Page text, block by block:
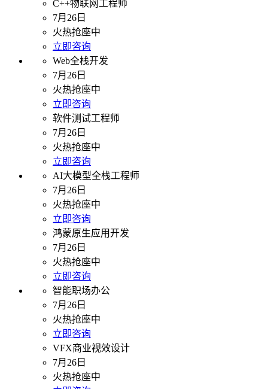
C++物联网工程师
7月26日
火热抢座中
立即咨询
Web全栈开发
7月26日
火热抢座中
立即咨询
软件测试工程师
7月26日
火热抢座中
立即咨询
AI大模型全栈工程师
7月26日
火热抢座中
立即咨询
鸿蒙原生应用开发
7月26日
火热抢座中
立即咨询
智能职场办公
7月26日
火热抢座中
立即咨询
VFX商业视效设计
7月26日
火热抢座中